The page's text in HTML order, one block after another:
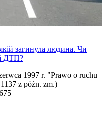
загинула людина. Чи
ДТП?
1997 r. "Prawo o ruchu
z późn. zm.)